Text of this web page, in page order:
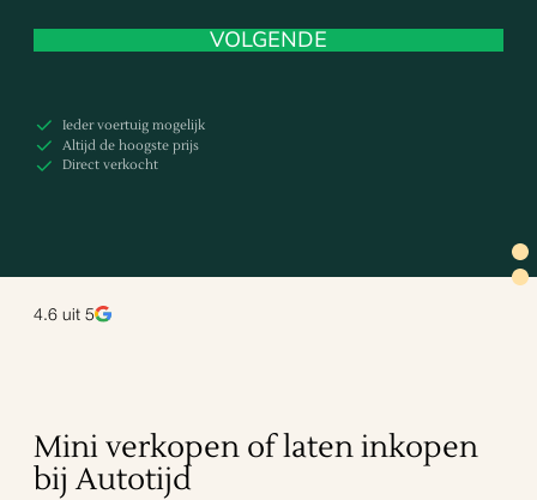
VOLGENDE
Ieder voertuig mogelijk
Altijd de hoogste prijs
Direct verkocht
4.6 uit 5
Mini verkopen of laten inkopen
bij Autotijd